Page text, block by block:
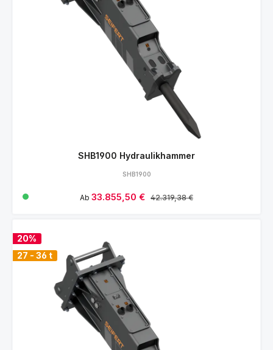
SHB1900 Hydraulikhammer
SHB1900
Verkaufspreis:
Ab 33.855,50 € Regulärer Preis:
42.319,38 €
20%
27 - 36 t